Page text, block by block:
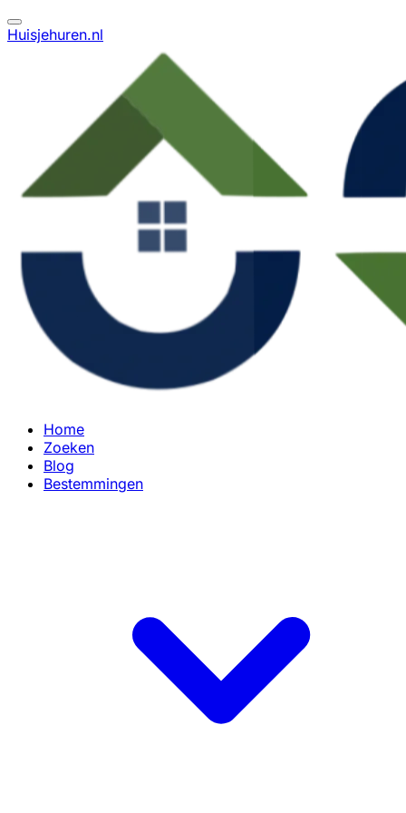
Huisjehuren.nl
Home
Zoeken
Blog
Bestemmingen